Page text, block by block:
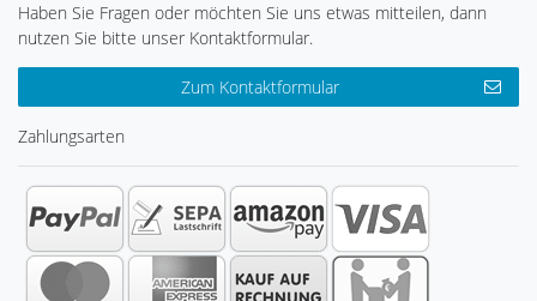
Haben Sie Fragen oder möchten Sie uns etwas mitteilen, dann
nutzen Sie bitte unser Kontaktformular.
Zum Kontaktformular
Zahlungsarten